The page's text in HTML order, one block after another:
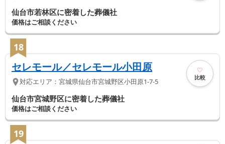
仙台市若林区に密着した葬儀社
価格はご相談ください
18
セレモール／セレモール小田原
対応エリア： 宮城県仙台市宮城野区小田原1-7-5 比較
仙台市宮城野区に密着した葬儀社
価格はご相談ください
19